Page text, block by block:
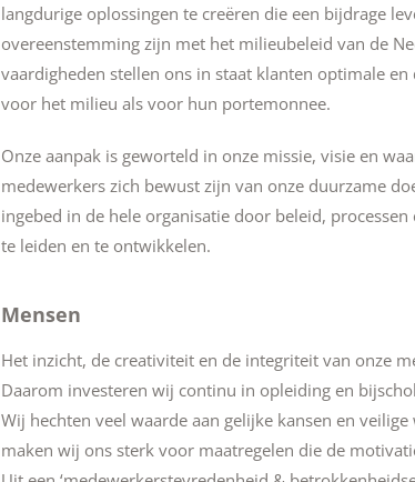
langdurige oplossingen te creëren die een bijdrage
overeenstemming zijn met het milieubeleid van de
vaardigheden stellen ons in staat klanten optimale
voor het milieu als voor hun portemonnee.
Onze aanpak is geworteld in onze missie, visie en
medewerkers zich bewust zijn van onze duurzame
ingebed in de hele organisatie door beleid,
te leiden en te ontwikkelen.
Mensen
Het inzicht, de creativiteit en de integriteit van onze
Daarom investeren wij continu in opleiding en
Wij hechten veel waarde aan gelijke kansen en
maken wij ons sterk voor maatregelen die de